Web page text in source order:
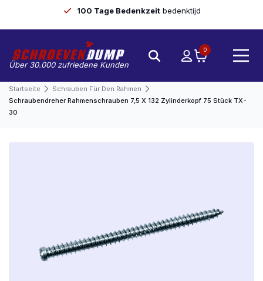
100 Tage Bedenkzeitbedenktijd
Über 30.000 zufriedene Kunden
0
Startseite
Schrauben Für Den Rahmen
Schraubendreher Rahmenschrauben 7,5 X 132 Zylinderkopf 75 Stück TX-
30